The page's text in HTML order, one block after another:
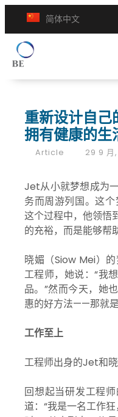
简体中文
重新设计自
拥有健康的生
Article 29 9 月
Jet从小就梦想成为
务而周游列国。这
这个过程中，他领悟
的充裕，而是能够帮
晓媚（Siow Mei）
工程师，她说：“我
品。”然而今天，她
惠的好方法——那就是
工作至上
工程师出身的Jet和
回想起当研发工程
道：“我是一名工作